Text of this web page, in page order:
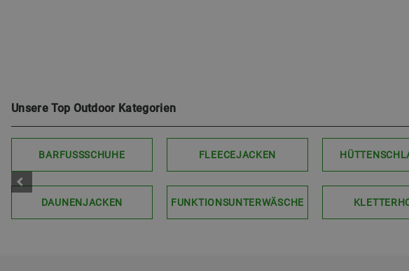
Unsere Top Outdoor Kategorien
BARFUSSSCHUHE
DAUNENJACKEN
FLEECEJACKEN
FUNKTIONSUNTERWÄSCHE